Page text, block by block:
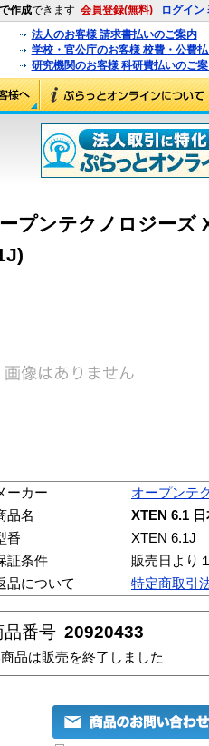
作成できます 会員登録(無料) ログイン
法人のお客様 請求書払いのご案内
学校・官公庁のお客様 校費・公費
研究機関のお客様 科研費払いのご
プンテクノロジーズ
ーカー
オープンテ
品名
XTEN 6.1
番
XTEN 6.1J
証条件
販売日より
品について
特定商取引
品番号 20920433
品は販売を終了しました